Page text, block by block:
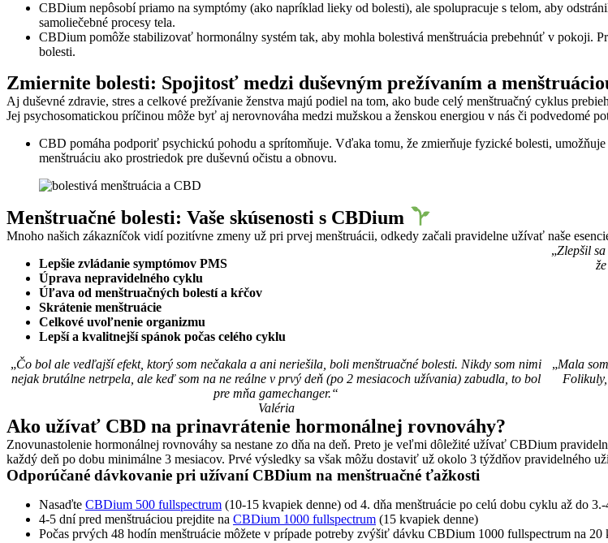
CBDium nepôsobí priamo na symptómy (ako napríklad lieky od bolesti), ale spolupracuje s telom, aby
samoliečebné procesy tela.
CBDium pomôže stabilizovať hormonálny systém tak, aby mohla bolestivá menštruácia prebehnúť v pokoji.
bolesti.
Zmiernite bolesti: Spojitosť medzi duševným prežívaním a
Aj duševné zdravie, stres a celkové prežívanie ženstva majú podiel na tom, ako bude celý menštruačný cyklus
Jej psychosomatickou príčinou môže byť aj nerovnováha medzi mužskou a ženskou energiou v nás či podvedomé
CBD pomáha podporiť psychickú pohodu a sprítomňuje. Vďaka tomu, že zmierňuje fyzické bolesti,
menštruáciu ako prostriedok pre duševnú očistu a obnovu.
Menštruačné bolesti: Vaše skúsenosti s CBDium
Mnoho našich zákazníčok vidí pozitívne zmeny už pri prvej menštruácii, odkedy začali pravidelne užívať naše
Lepšie zvládanie symptómov PMS
Úprava nepravidelného cyklu
Úľava od menštruačných bolestí a kŕčov
Skrátenie menštruácie
Celkové uvoľnenie organizmu
Lepší a kvalitnejší spánok počas celého cyklu
„Zlepšil
„Čo bol ale vedľajší efekt, ktorý som nečakala a ani neriešila, boli menštruačné bolesti. Nikdy som nimi
nejak brutálne netrpela, ale keď som na ne reálne v prvý deň (po 2 mesiacoch užívania) zabudla, to bol
pre mňa gamechanger.“
Valéria
„Mala
Ako užívať CBD na prinavrátenie hormonálnej rovnováhy?
Znovunastolenie hormonálnej rovnováhy sa nestane zo dňa na deň. Preto je veľmi dôležité užívať CBDium
každý deň po dobu minimálne 3 mesiacov. Prvé výsledky sa však môžu dostaviť už okolo 3 týždňov pravidelného
Odporúčané dávkovanie pri užívaní CBDium na menštruačné ťažkosti
Nasaďte CBDium 500 fullspectrum (10-15 kvapiek denne) od 4. dňa menštruácie po celú dobu cyklu až do
4-5 dní pred menštruáciou prejdite na CBDium 1000 fullspectrum (15 kvapiek denne)
Počas prvých 48 hodín menštruácie môžete v prípade potreby zvýšiť dávku CBDium 1000 fullspectrum na